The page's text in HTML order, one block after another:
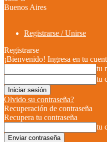
Buenos Aires
Registrarse / Unirse
Registrarse
¡Bienvenido! Ingresa en tu
tu
tu
Olvido su contraseña?
Recuperación de contraseña
Recupera tu contraseña
tu